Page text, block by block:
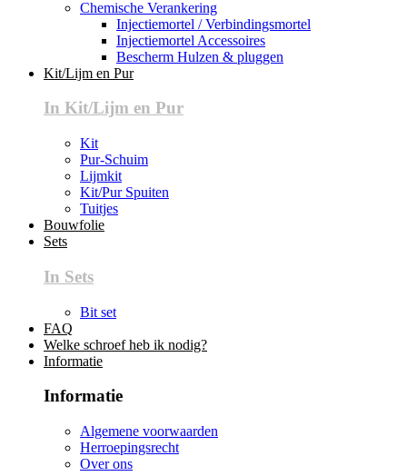
Chemische Verankering
Injectiemortel / Verbindingsmortel
Injectiemortel Accessoires
Bescherm Hulzen & pluggen
Kit/Lijm en Pur
In Kit/Lijm en Pur
Kit
Pur-Schuim
Lijmkit
Kit/Pur Spuiten
Tuitjes
Bouwfolie
Sets
In Sets
Bit set
FAQ
Welke schroef heb ik nodig?
Informatie
Informatie
Algemene voorwaarden
Herroepingsrecht
Over ons